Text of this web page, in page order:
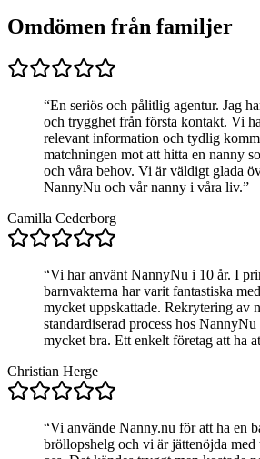
Omdömen från familjer
“En seriös och pålitlig agentur. Jag
och trygghet från första kontakt. Vi
relevant information och tydlig
matchningen mot att hitta en nanny
och våra behov. Vi är väldigt glada
NannyNu och vår nanny i våra liv.”
Camilla Cederborg
“Vi har använt NannyNu i 10 år. I
barnvakterna har varit fantastiska
mycket uppskattade. Rekrytering av
standardiserad process hos
mycket bra. Ett enkelt företag att ha
Christian Herge
“Vi använde Nanny.nu för att ha en
bröllopshelg och vi är jättenöjda med